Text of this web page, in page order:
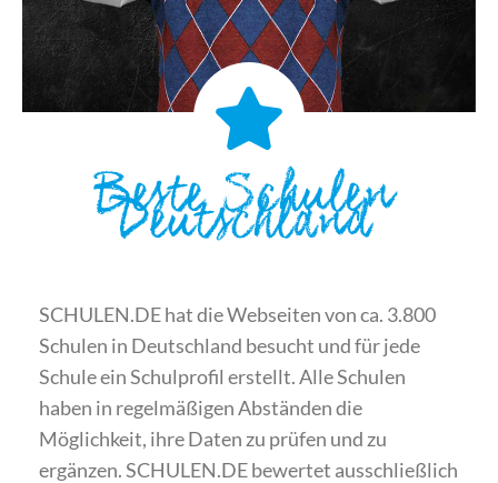
Beste Schulen
Deutschland
SCHULEN.DE hat die Webseiten von ca. 3.800
Schulen in Deutschland besucht und für jede
Schule ein Schulprofil erstellt. Alle Schulen
haben in regelmäßigen Abständen die
Möglichkeit, ihre Daten zu prüfen und zu
ergänzen. SCHULEN.DE bewertet ausschließlich